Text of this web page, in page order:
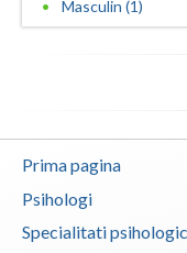
VasluiConsultanta
Evaluarea in
Evaluarea
Examinare
Masculin (1)
Prima pagina
Psihologi
Specialitati